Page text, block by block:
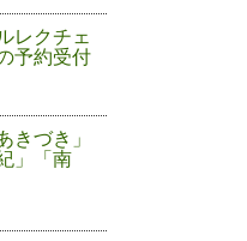
レクチェ
予約受付
きづき」
」「南